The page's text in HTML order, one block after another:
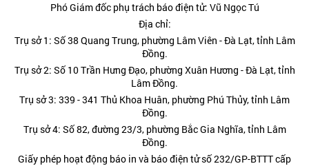
Phó Giám đốc phụ trách báo điện tử: Vũ Ngọc Tú
Địa chỉ:
Trụ sở 1: Số 38 Quang Trung, phường Lâm Viên - Đà Lạt, tỉnh Lâm
Đồng.
Trụ sở 2: Số 10 Trần Hưng Đạo, phường Xuân Hương - Đà Lạt, tỉnh
Lâm Đồng.
Trụ sở 3: 339 - 341 Thủ Khoa Huân, phường Phú Thủy, tỉnh Lâm
Đồng.
Trụ sở 4: Số 82, đường 23/3, phường Bắc Gia Nghĩa, tỉnh Lâm
Đồng.
Giấy phép hoạt động báo in và báo điện tử số 232/GP-BTTT cấp